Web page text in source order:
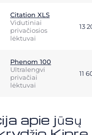
Citation XLS
Vidutiniai
privačiosios
lėktuvai
13
Phenom 100
Ultralengvi
privačiai
lėktuvai
11
apie jūsų